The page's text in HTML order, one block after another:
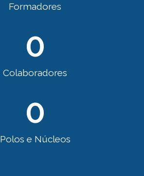
Formadores
Colaboradores
0
Polos e Núcleos
0